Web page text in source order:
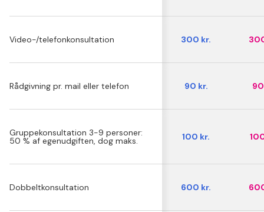
Video-/telefonkonsultation 300 kr.
Rådgivning pr. mail eller telefon 90 kr.
Gruppekonsultation 3-9 personer:
50 % af egenudgiften, dog maks. 100 kr.
Dobbeltkonsultation 600 kr.